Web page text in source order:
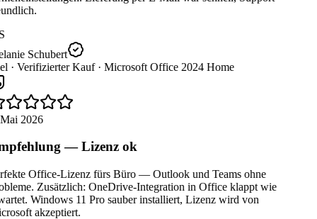
Schubert
· Verifizierter Kauf · Microsoft Office 2024 Home
2026
— Lizenz ok
Office-Lizenz fürs Büro — Outlook und Teams ohne
Zusätzlich: OneDrive-Integration in Office klappt wie
Windows 11 Pro sauber installiert, Lizenz wird von
akzeptiert.